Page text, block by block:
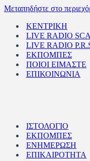
Μεταπηδήστε στο
ΚΕΝΤΡΙΚΗ
LIVE RADIO
LIVE RADIO
ΕΚΠΟΜΠΕΣ
ΠΟΙΟΙ ΕΙΜΑΣΤΕ
ΕΠΙΚΟΙΝΩΝΙΑ
ΙΣΤΟΛΟΓΙΟ
ΕΚΠΟΜΠΕΣ
ΕΝΗΜΕΡΩΣΗ
ΕΠΙΚΑΙΡΟΤΗΤΑ